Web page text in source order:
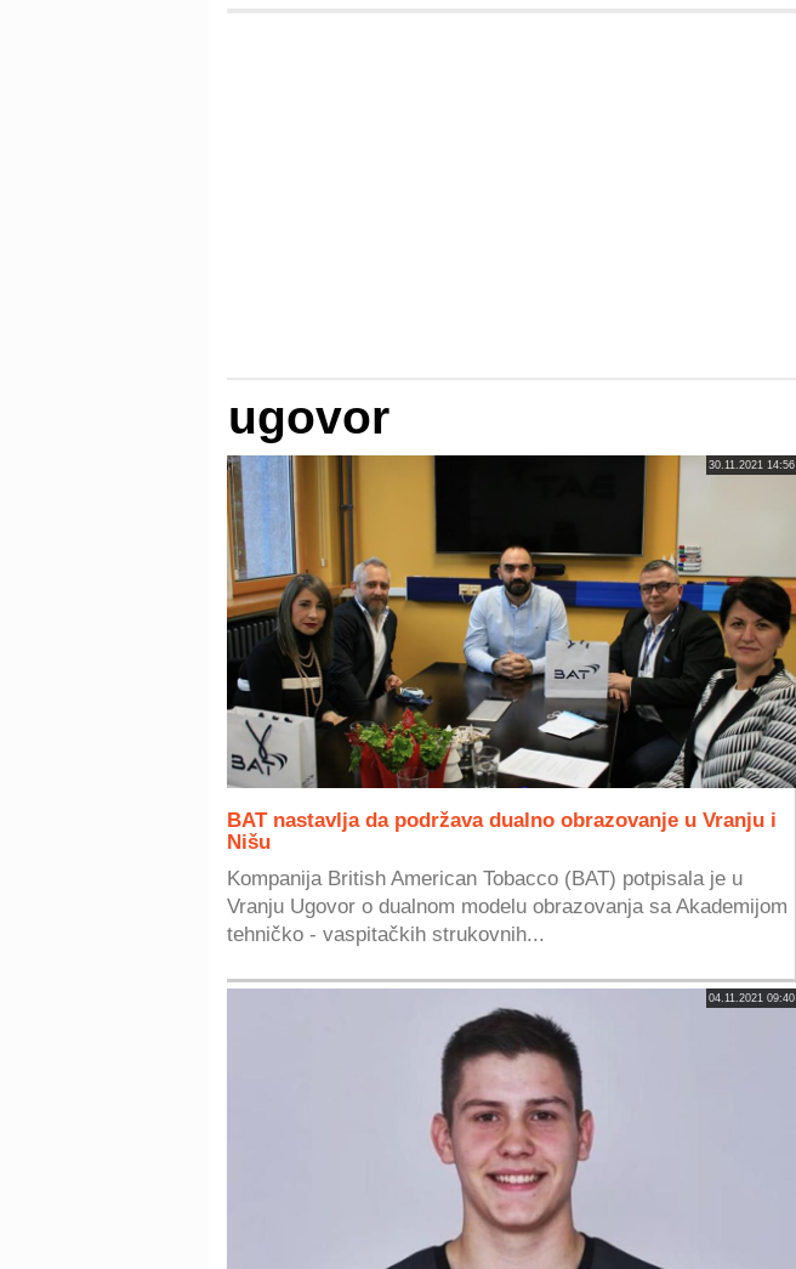
ugovor
30.11.2021 14:56
BAT nastavlja da podržava dualno obrazovanje u Vranju i
Nišu
Kompanija British American Tobacco (BAT) potpisala je u
Vranju Ugovor o dualnom modelu obrazovanja sa Akademijom
tehničko - vaspitačkih strukovnih...
04.11.2021 09:40